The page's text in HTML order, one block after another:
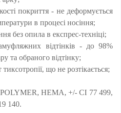
покриття - не деформується
в процесі носіння;
без опила в експрес-техніці;
відтінків - до 98%
та обраного відтінку;
що не розтікається;
HEMA, +/- CI 77 499,
140.